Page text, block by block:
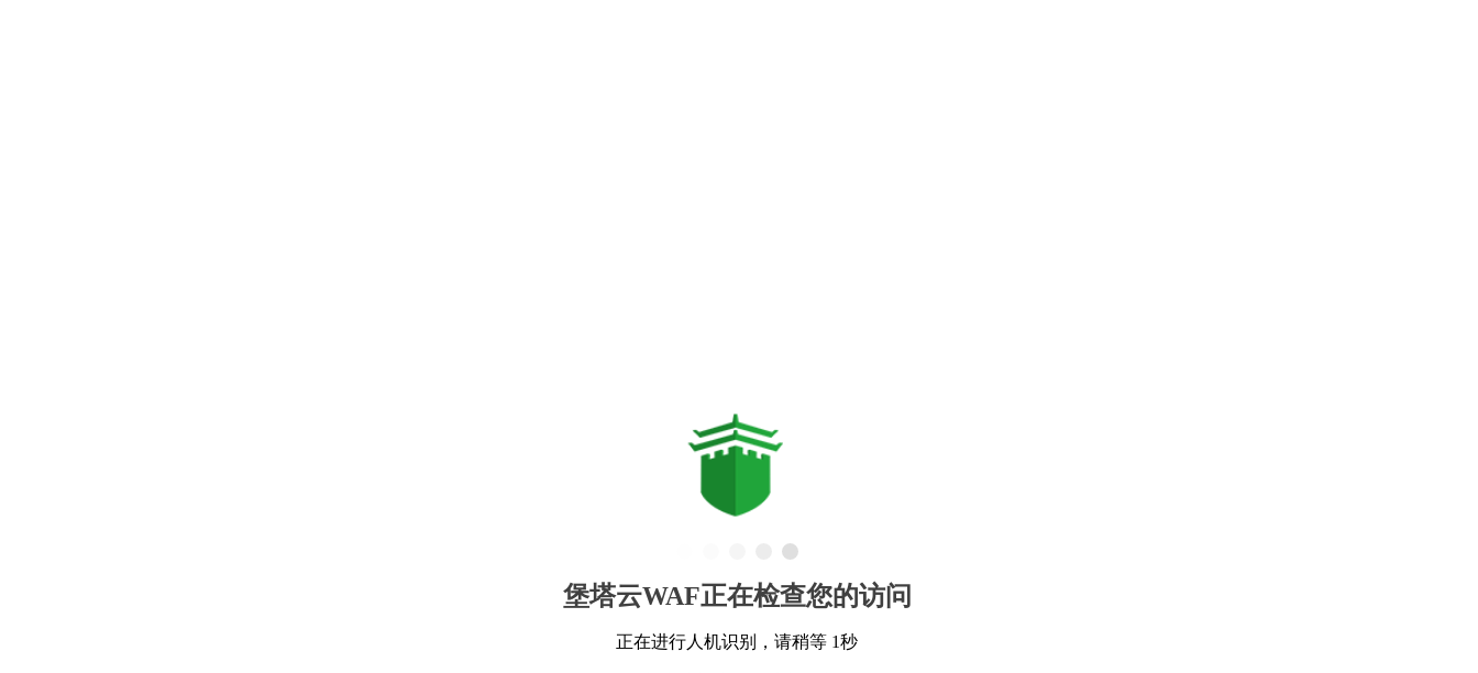
堡塔云WAF正在检查您的访问
正在进行人机识别，请稍等 1秒